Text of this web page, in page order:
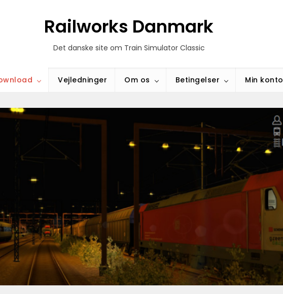
Railworks Danmark
Det danske site om Train Simulator Classic
Vejledninger Om os Betingelser Min konto